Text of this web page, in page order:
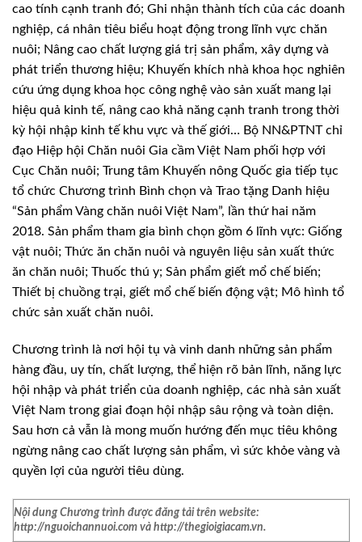
cao tính cạnh tranh đó; Ghi nhận thành tích của các doanh
nghiệp, cá nhân tiêu biểu hoạt động trong lĩnh vực chăn
nuôi; Nâng cao chất lượng giá trị sản phẩm, xây dựng và
phát triển thương hiệu; Khuyến khích nhà khoa học nghiên
cứu ứng dụng khoa học công nghệ vào sản xuất mang lại
hiệu quả kinh tế, nâng cao khả năng cạnh tranh trong thời
kỳ hội nhập kinh tế khu vực và thế giới… Bộ NN&PTNT chỉ
đạo Hiệp hội Chăn nuôi Gia cầm Việt Nam phối hợp với
Cục Chăn nuôi; Trung tâm Khuyến nông Quốc gia tiếp tục
tổ chức Chương trình Bình chọn và Trao tặng Danh hiệu
“Sản phẩm Vàng chăn nuôi Việt Nam”, lần thứ hai năm
2018. Sản phẩm tham gia bình chọn gồm 6 lĩnh vực: Giống
vật nuôi; Thức ăn chăn nuôi và nguyên liệu sản xuất thức
ăn chăn nuôi; Thuốc thú y; Sản phẩm giết mổ chế biến;
Thiết bị chuồng trại, giết mổ chế biến động vật; Mô hình tổ
chức sản xuất chăn nuôi.
Chương trình là nơi hội tụ và vinh danh những sản phẩm
hàng đầu, uy tín, chất lượng, thể hiện rõ bản lĩnh, năng lực
hội nhập và phát triển của doanh nghiệp, các nhà sản xuất
Việt Nam trong giai đoạn hội nhập sâu rộng và toàn diện.
Sau hơn cả vẫn là mong muốn hướng đến mục tiêu không
ngừng nâng cao chất lượng sản phẩm, vì sức khỏe vàng và
quyền lợi của người tiêu dùng.
Nội dung Chương trình được đăng tải trên website:
http://nguoichannuoi.com và http://thegioigiacam.vn.